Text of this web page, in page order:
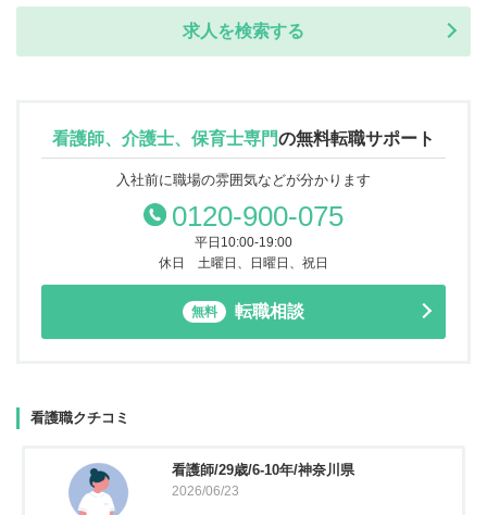
求人を検索する
看護師、介護士、保育士専門の無料転職サポート
入社前に職場の雰囲気などが分かります
0120-900-075
平日10:00-19:00
休日 土曜日、日曜日、祝日
無料 転職相談
看護職クチコミ
看護師/29歳/6-10年/神奈川県
2026/06/23